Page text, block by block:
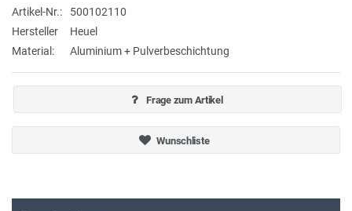
Artikel-Nr.:
500102110
Hersteller
Heuel
Material:
Aluminium + Pulverbeschichtung
Frage zum Artikel
Wunschliste